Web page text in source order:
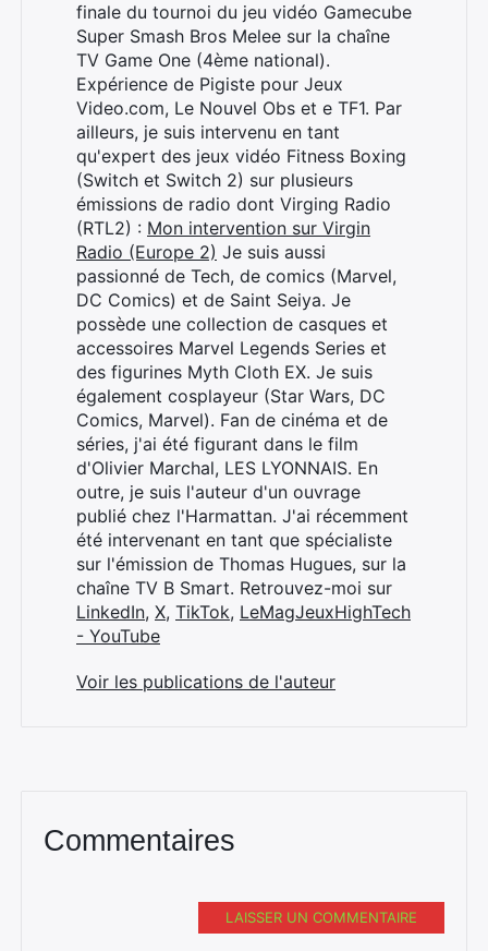
finale du tournoi du jeu vidéo Gamecube
Super Smash Bros Melee sur la chaîne
TV Game One (4ème national).
Expérience de Pigiste pour Jeux
Video.com, Le Nouvel Obs et e TF1. Par
ailleurs, je suis intervenu en tant
qu'expert des jeux vidéo Fitness Boxing
(Switch et Switch 2) sur plusieurs
émissions de radio dont Virging Radio
(RTL2) : Mon intervention sur Virgin
Radio (Europe 2) Je suis aussi
passionné de Tech, de comics (Marvel,
DC Comics) et de Saint Seiya. Je
possède une collection de casques et
accessoires Marvel Legends Series et
des figurines Myth Cloth EX. Je suis
également cosplayeur (Star Wars, DC
Comics, Marvel). Fan de cinéma et de
séries, j'ai été figurant dans le film
d'Olivier Marchal, LES LYONNAIS. En
outre, je suis l'auteur d'un ouvrage
publié chez l'Harmattan. J'ai récemment
été intervenant en tant que spécialiste
sur l'émission de Thomas Hugues, sur la
chaîne TV B Smart. Retrouvez-moi sur
LinkedIn, X, TikTok, LeMagJeuxHighTech
- YouTube
Voir les publications de l'auteur
Commentaires
LAISSER UN COMMENTAIRE
Rechercher
: